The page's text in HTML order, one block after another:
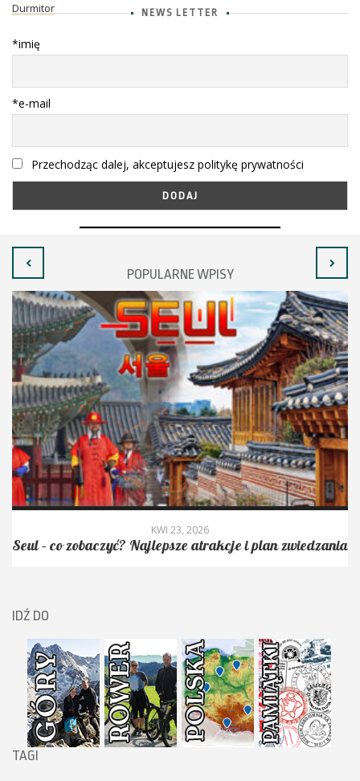
Durmitor NEWS LETTER
*imię
*e-mail
Przechodząc dalej, akceptujesz politykę prywatności
POPULARNE WPISY
KWI 23, 2026
Seul – co zobaczyć? Najlepsze atrakcje i plan zwiedzania
IDŹ DO
TAGI